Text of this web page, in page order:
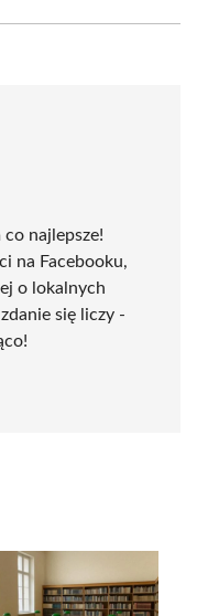
najlepsze!
na Facebooku,
o lokalnych
się liczy -